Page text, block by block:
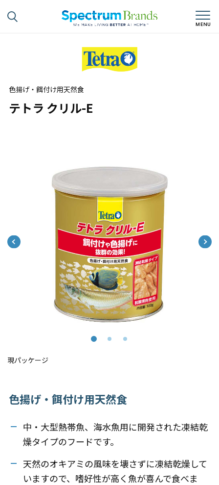
色揚げ・餌付け用天然食
テトラ クリル-E
現パッケージ
色揚げ・餌付け用天然食
中・大型熱帯魚、海水魚用に開発された凍結乾
燥タイプのフードです。
天然のオキアミの風味を壊さずに凍結乾燥して
いますので、嗜好性が高く魚が喜んで食べま